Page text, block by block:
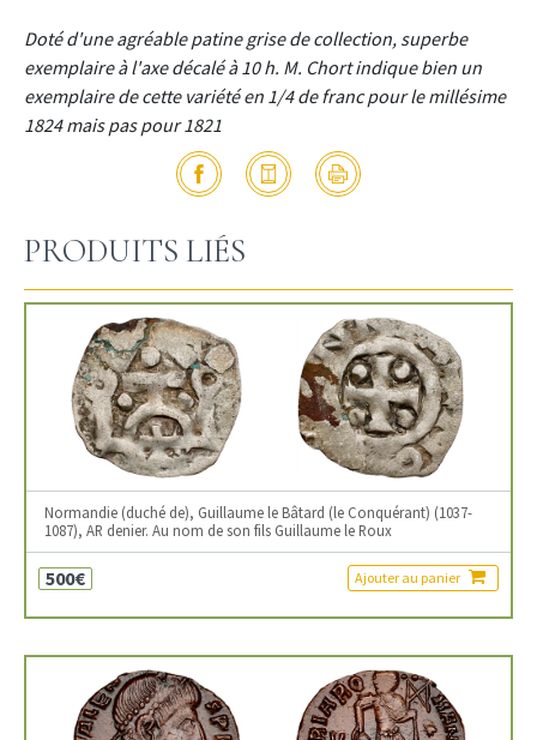
Doté d'une agréable patine grise de collection, superbe
exemplaire à l'axe décalé à 10 h. M. Chort indique bien un
exemplaire de cette variété en 1/4 de franc pour le millésime
1824 mais pas pour 1821
PRODUITS LIÉS
Normandie (duché de), Guillaume le Bâtard (le Conquérant) (1037-
1087), AR denier. Au nom de son fils Guillaume le Roux
500€ Ajouter au panier